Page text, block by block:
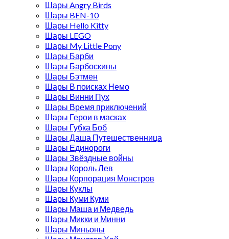
Шары Angry Birds
Шары BEN-10
Шары Hello Kitty
Шары LEGO
Шары My Little Pony
Шары Барби
Шары Барбоскины
Шары Бэтмен
Шары В поисках Немо
Шары Винни Пух
Шары Время приключений
Шары Герои в масках
Шары Губка Боб
Шары Даша Путешественница
Шары Единороги
Шары Звёздные войны
Шары Король Лев
Шары Корпорация Монстров
Шары Куклы
Шары Куми Куми
Шары Маша и Медведь
Шары Микки и Минни
Шары Миньоны